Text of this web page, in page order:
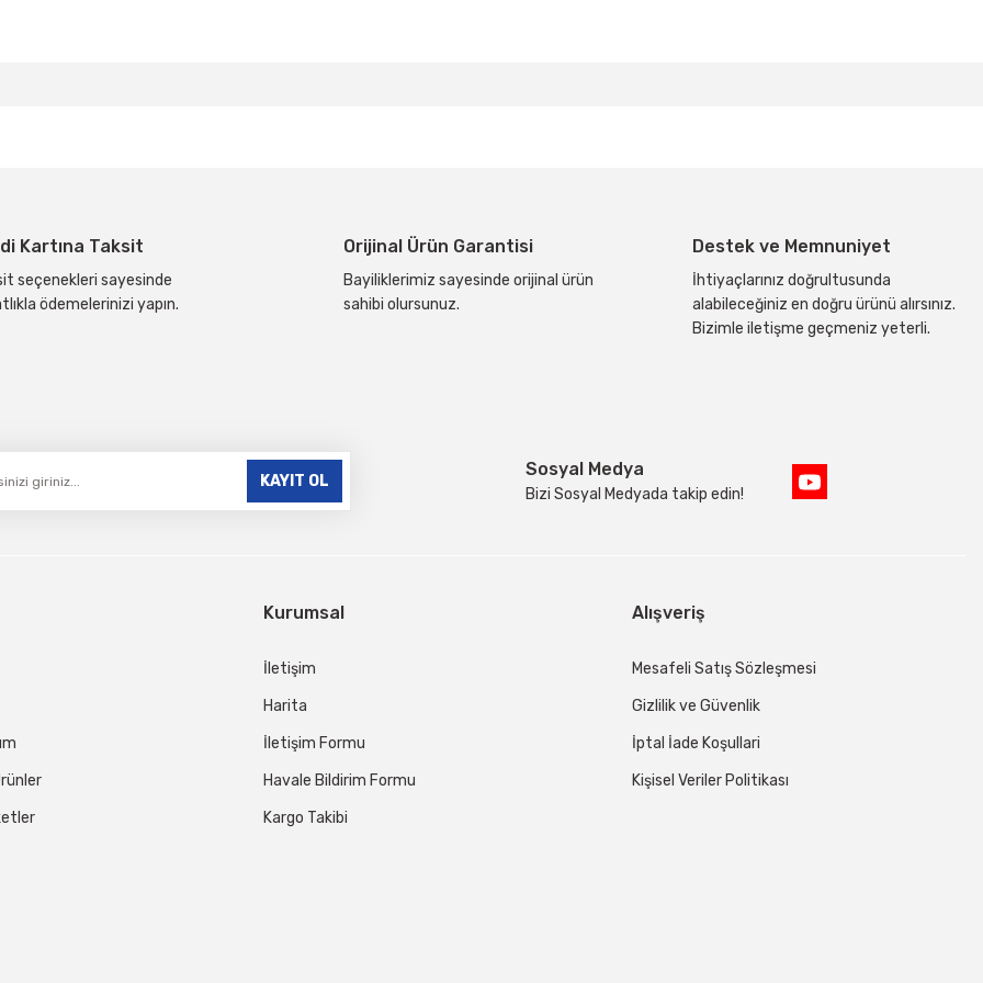
Kartına Taksit
seçenekleri sayesinde
ödemelerinizi yapın.
Orijinal Ürün Garantisi
Bayiliklerimiz sayesinde orijinal ürün
sahibi olursunuz.
Destek ve Memnuniyet
İhtiyaçlarınız doğrultusunda
alabileceğiniz en doğru ürünü alırsınız.
Bizimle iletişme geçmeniz yeterli.
KAYIT OL
Sosyal Medya
Bizi Sosyal Medyada takip edin!
Kurumsal
İletişim
Harita
İletişim Formu
Havale Bildirim Formu
Kargo Takibi
Alışveriş
Mesafeli Satış Sözleşmesi
Gizlilik ve Güvenlik
İptal İade Koşullari
Kişisel Veriler Politikası